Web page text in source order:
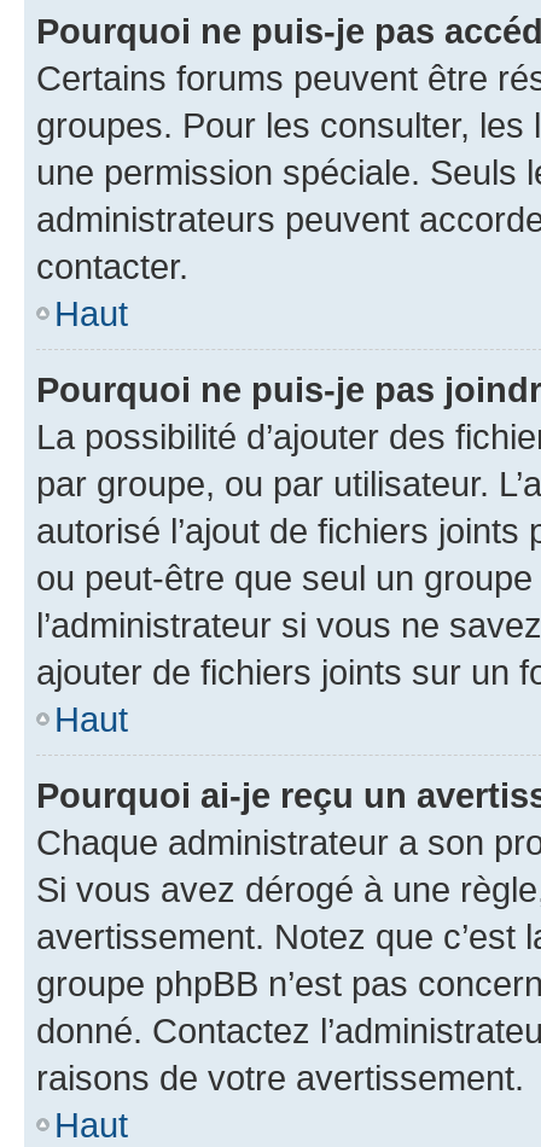
Pourquoi ne puis-je pas
Certains forums peuvent être
groupes. Pour les consulter,
une permission spéciale. Seuls
administrateurs peuvent
contacter.
Haut
Pourquoi ne puis-je pas
La possibilité d’ajouter des
par groupe, ou par utilisateur.
autorisé l’ajout de fichiers
ou peut-être que seul un
l’administrateur si vous ne
ajouter de fichiers joints sur un
Haut
Pourquoi ai-je reçu un
Chaque administrateur a son
Si vous avez dérogé à une
avertissement. Notez que c’est
groupe phpBB n’est pas
donné. Contactez
raisons de votre avertissement.
Haut